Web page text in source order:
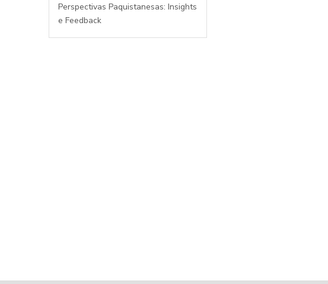
Perspectivas Paquistanesas: Insights
e Feedback